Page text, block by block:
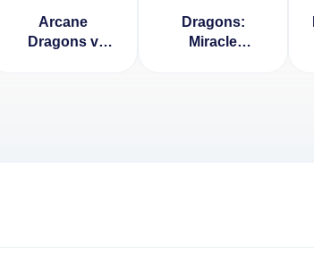
Arcane
Dragons v
Dragons:
Miracle